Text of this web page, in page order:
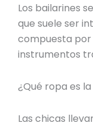
Los bailarines
que suele ser
compuesta por
instrumentos
¿Qué ropa es
Las chicas